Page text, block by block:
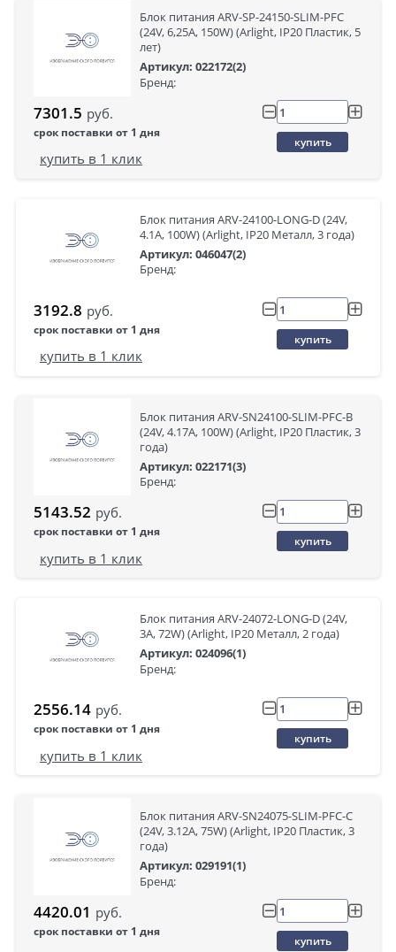
Блок питания ARV-SP-24150-SLIM-PFC
(24V, 6,25A, 150W) (Arlight, IP20 Пластик, 5
лет)
Артикул: 022172(2)
Бренд:
7301.5 руб.
срок поставки от 1 дня
купить
купить в 1 клик
Блок питания ARV-24100-LONG-D (24V,
4.1A, 100W) (Arlight, IP20 Металл, 3 года)
Артикул: 046047(2)
Бренд:
3192.8 руб.
срок поставки от 1 дня
купить
купить в 1 клик
Блок питания ARV-SN24100-SLIM-PFC-B
(24V, 4.17A, 100W) (Arlight, IP20 Пластик, 3
года)
Артикул: 022171(3)
Бренд:
5143.52 руб.
срок поставки от 1 дня
купить
купить в 1 клик
Блок питания ARV-24072-LONG-D (24V,
3A, 72W) (Arlight, IP20 Металл, 2 года)
Артикул: 024096(1)
Бренд:
2556.14 руб.
срок поставки от 1 дня
купить
купить в 1 клик
Блок питания ARV-SN24075-SLIM-PFC-C
(24V, 3.12A, 75W) (Arlight, IP20 Пластик, 3
года)
Артикул: 029191(1)
Бренд:
4420.01 руб.
срок поставки от 1 дня
купить